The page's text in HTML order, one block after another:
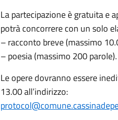
La partecipazione è gratuita e
potrà concorrere con un solo
– racconto breve (massimo
– poesia (massimo 200 parole).
Le opere dovranno essere
13.00 all’indirizzo: